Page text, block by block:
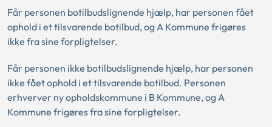
Får personen botilbudslignende hjælp, har personen fået
ophold i et tilsvarende botilbud, og A Kommune frigøres
ikke fra sine forpligtelser.
Får personen ikke botilbudslignende hjælp, har personen
ikke fået ophold i et tilsvarende botilbud. Personen
erhverver ny opholdskommune i B Kommune, og A
Kommune frigøres fra sine forpligtelser.